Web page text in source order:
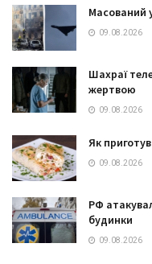
Масований
09.08.2026
Шахраї
жертвою
09.08.2026
Як
09.08.2026
РФ
будинки
09.08.2026